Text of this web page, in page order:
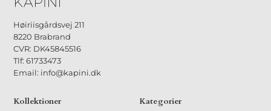
Høiriisgårdsvej 211
8220 Brabrand
CVR: DK45845516
Tlf: 61733473
Email: info@kapini.dk
Kollektioner Kategorier